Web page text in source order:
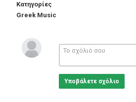
Κατηγορίες
Greek Music
Υποβάλετε σχόλιο